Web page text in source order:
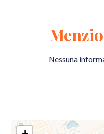
Nessuna